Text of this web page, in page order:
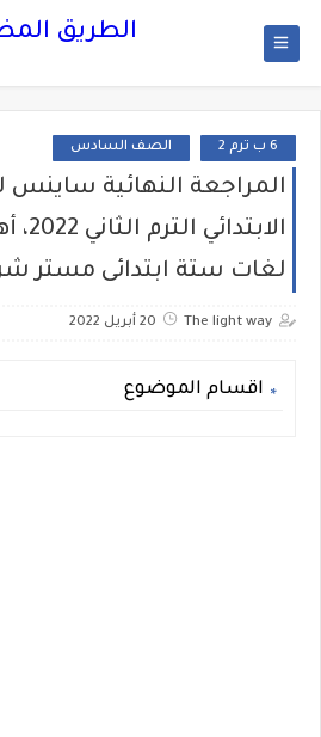
الطريق
6 ب ترم 2 الصف السادس
المراجعة النهائية
لغات ستة ابتدائى مستر
The light way 20 أبريل 2022
اقسام الموضوع